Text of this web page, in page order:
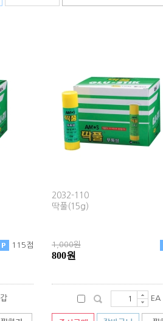
115점
갑
2032-110
딱풀(15g)
1,000원
800원
EA